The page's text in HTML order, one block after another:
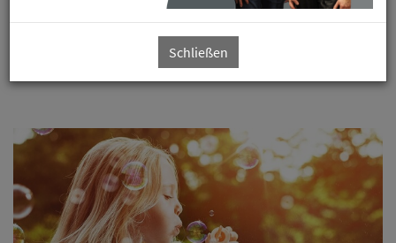
Wir freuen uns auf Ihren Besuch!
Schließen